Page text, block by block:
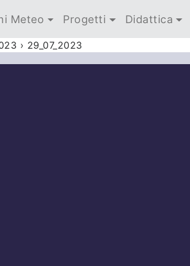
Meteo Progetti Didattica
› 29_07_2023